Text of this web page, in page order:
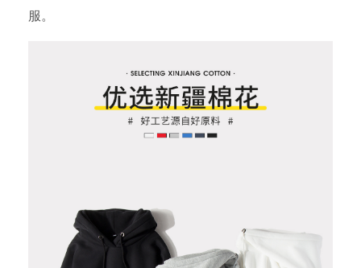
服。